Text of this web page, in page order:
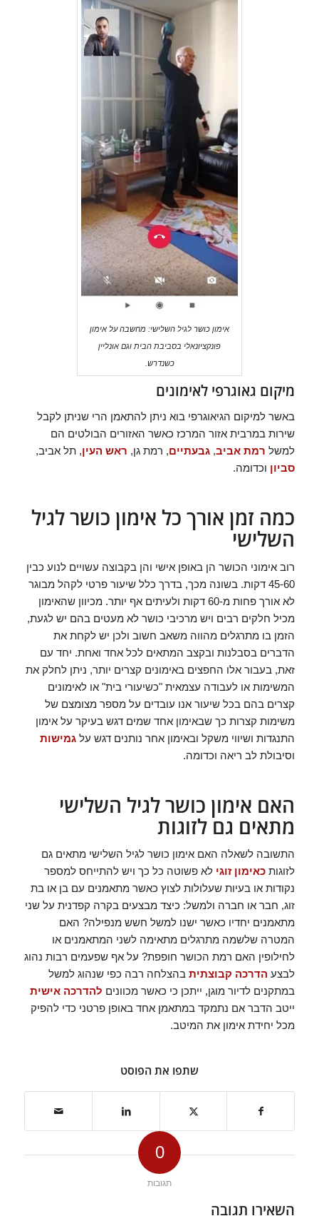
אימון כושר לגיל השלישי: מחשבה על אימון
פונקציונאלי בסביבת הבית וגם אונליין
כשנדרש.
מיקום גאוגרפי לאימונים
באשר למיקום הגיאוגרפי בוא ניתן להתאמן הרי שניתן לקבל
שירות במרבית אזור המרכז כאשר האזורים הבולטים הם
למשל רמת אביב, גבעתיים, רמת גן, ראש העין, תל אביב,
סביון וכדומה.
כמה זמן אורך כל אימון כושר לגיל
השלישי
רוב אימוני הכושר הן באופן אישי והן בקבוצה עשויים לנוע כבין
45-60 דקות. בשונה מכך, בדרך כלל שיעור פרטי לקהל מבוגר
לא אורך פחות מ-60 דקות ולעיתים אף יותר. מכיוון שהאימון
מכיל חלקים רבים ויש מרכיבי כושר לא מעטים בהם יש לגעת,
הזמן בו מתרגלים מהווה משאב חשוב ולכן יש לקחת את
הדברים בסבלנות ובקצב המתאים לכל אחד ואחת. יחד עם
זאת, בעבור אלו החפצים באימונים קצרים יותר, ניתן לחלק את
המשימות או לעבודה עצמאית "כשיעורי בית" או לאימונים
קצרים בהם בכל שיעור אנו עובדים על מספר מצומצם של
משימות קצרות כך שבאימון אחד שמים דגש בעיקר על אימון
התנגדות ושיווי משקל ובאימון אחר נותנים דגש על גמישות
וסיבולת לב ריאה וכדומה.
האם אימון כושר לגיל השלישי
מתאים גם לזוגות
התשובה לשאלה האם אימון כושר לגיל השלישי מתאים גם
לזוגות כאימון זוגי לא פשוטה כל כך ויש להתייחס למספר
נקודות או בעיות שעלולות לצוץ כאשר מתאמנים עם בן או בת
זוג, חבר או חברה ולמשל: כיצד מבצעים בקרה קפדנית על שני
מתאמנים יחדיו כאשר ישנו למשל חשש מנפילה? האם
המטרה שלשמה מתרגלים מתאימה לשני המתאמנים או
לחילופין האם רמת הכושר חופפת? על אף שפעמים רבות נהוג
לבצע הדרכה קבוצתיתבהצלחה רבה כפי שנהוג למשל
במתקנים לדיור מוגן, ייתכן כי כאשר מכוונים להדרכה אישית
ייטב הדבר אם נתמקד במתאמן אחד באופן פרטני כדי להפיק
מכל יחידת אימון את המיטב.
שתפו את הפוסט
0
תגובות
השאירו תגובה